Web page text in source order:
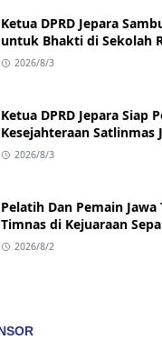
Ketua DPRD Jepara
untuk Bhakti di Sekolah
2026/8/3
Ketua DPRD Jepara Siap
Kesejahteraan Satlinmas
2026/8/3
Pelatih Dan Pemain
Timnas di Kejuaraan
Internasional
2026/8/2